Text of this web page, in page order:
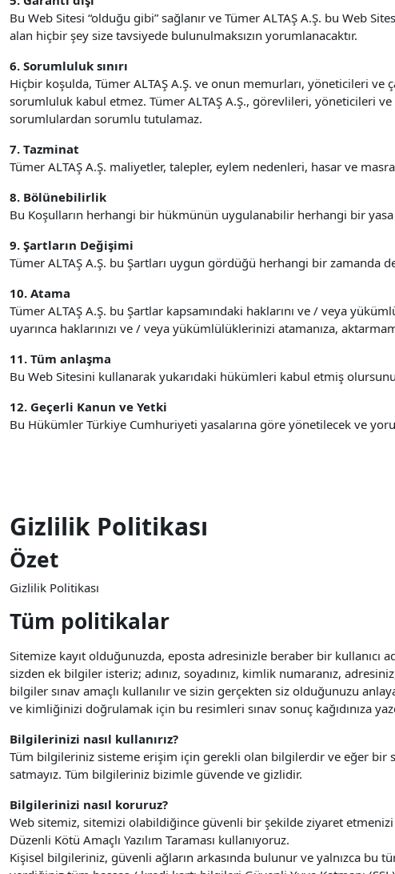
Bu Web Sitesi “olduğu gibi” sağlanır ve Tümer ALTAŞ A.Ş. bu Web
alan hiçbir şey size tavsiyede bulunulmaksızın yorumlanacaktır.
6. Sorumluluk sınırı
Hiçbir koşulda, Tümer ALTAŞ A.Ş. ve onun memurları, yöneticileri ve
sorumluluk kabul etmez. Tümer ALTAŞ A.Ş., görevlileri, yöneticileri ve
sorumlulardan sorumlu tutulamaz.
7. Tazminat
Tümer ALTAŞ A.Ş. maliyetler, talepler, eylem nedenleri, hasar ve
8. Bölünebilirlik
Bu Koşulların herhangi bir hükmünün uygulanabilir herhangi bir
9. Şartların Değişimi
Tümer ALTAŞ A.Ş. bu Şartları uygun gördüğü herhangi bir
10. Atama
Tümer ALTAŞ A.Ş. bu Şartlar kapsamındaki haklarını ve / veya
uyarınca haklarınızı ve / veya yükümlülüklerinizi atamanıza,
11. Tüm anlaşma
Bu Web Sitesini kullanarak yukarıdaki hükümleri kabul etmiş
12. Geçerli Kanun ve Yetki
Bu Hükümler Türkiye Cumhuriyeti yasalarına göre yönetilecek ve
Gizlilik Politikası
Özet
Gizlilik Politikası
Tüm politikalar
Sitemize kayıt olduğunuzda, eposta adresinizle beraber bir
sizden ek bilgiler isteriz; adınız, soyadınız, kimlik numaranız,
bilgiler sınav amaçlı kullanılır ve sizin gerçekten siz olduğunuzu
ve kimliğinizi doğrulamak için bu resimleri sınav sonuç kağıdınıza
Bilgilerinizi nasıl kullanırız?
Tüm bilgileriniz sisteme erişim için gerekli olan bilgilerdir ve eğer bir
satmayız. Tüm bilgileriniz bizimle güvende ve gizlidir.
Bilgilerinizi nasıl koruruz?
Web sitemiz, sitemizi olabildiğince güvenli bir şekilde ziyaret
Düzenli Kötü Amaçlı Yazılım Taraması kullanıyoruz.
Kişisel bilgileriniz, güvenli ağların arkasında bulunur ve yalnızca bu